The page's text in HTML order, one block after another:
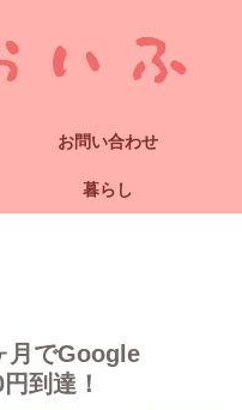
お問い合わせ
暮らし
月でGoogle
到達！